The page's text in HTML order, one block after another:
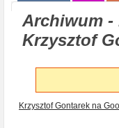
Archiwum -
Krzysztof
Krzysztof Gontarek na